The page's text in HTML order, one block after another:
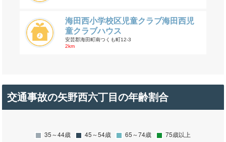
海田西小学校区児童クラブ海田西児
童クラブハウス
安芸郡海田町南つくも町12-3
2km
交通事故の矢野西六丁目の年齢割合